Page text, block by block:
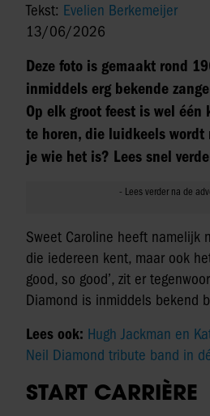
Tekst: Evelien Berkemeijer
13/06/2026
Deze foto is gemaakt rond
inmiddels erg bekende
Op elk groot feest is wel één
te horen, die luidkeels wordt
je wie het is? Lees snel
Sweet Caroline heeft namelijk
die iedereen kent, maar ook
good, so good’, zit er
Diamond is inmiddels bekend
Lees ook: Hugh Jackman en
Neil Diamond tribute band in
START CARRIÈRE